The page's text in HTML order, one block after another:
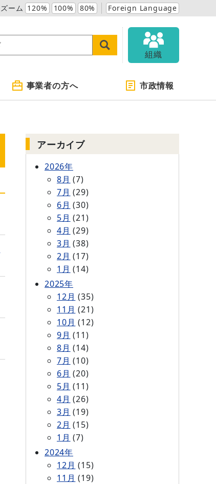
ズーム 120% 100% 80% Foreign Language
組織
事業者の方へ 市政情報
アーカイブ
2026年
8月 (7)
7月 (29)
6月 (30)
5月 (21)
4月 (29)
3月 (38)
2月 (17)
1月 (14)
2025年
12月 (35)
11月 (21)
10月 (12)
9月 (11)
8月 (14)
7月 (10)
6月 (20)
5月 (11)
4月 (26)
3月 (19)
2月 (15)
1月 (7)
2024年
12月 (15)
11月 (19)